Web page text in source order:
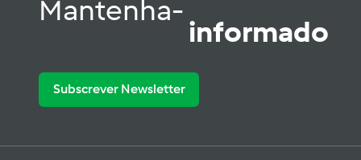
Mantenha-
informado
Subscrever Newsletter